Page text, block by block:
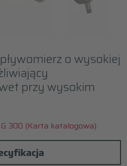
o wysokiej
przy wysokim
300 (Karta katalogowa)